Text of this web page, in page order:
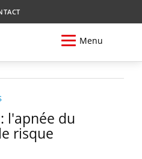
Menu
l'apnée du
risque